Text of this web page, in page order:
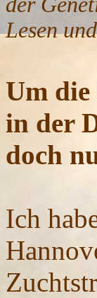
Lesen
Um
in der
doch
Ich